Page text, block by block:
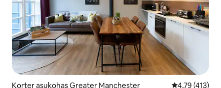
Korter asukohas Greater Manchester Keskmine
4,79 (413)